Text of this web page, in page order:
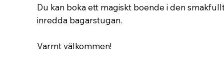
Du kan boka ett magiskt boende i den
inredda bagarstugan.
Varmt välkommen!